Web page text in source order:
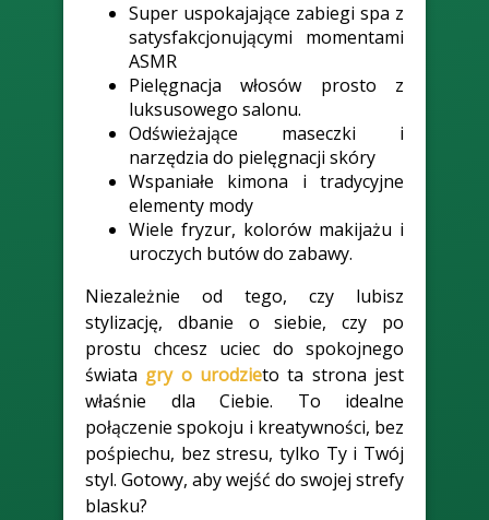
Super uspokajające zabiegi spa z
satysfakcjonującymi momentami
ASMR
Pielęgnacja włosów prosto z
luksusowego salonu.
Odświeżające maseczki i
narzędzia do pielęgnacji skóry
Wspaniałe kimona i tradycyjne
elementy mody
Wiele fryzur, kolorów makijażu i
uroczych butów do zabawy.
Niezależnie od tego, czy lubisz
stylizację, dbanie o siebie, czy po
prostu chcesz uciec do spokojnego
świata gry o urodzieto ta strona jest
właśnie dla Ciebie. To idealne
połączenie spokoju i kreatywności, bez
pośpiechu, bez stresu, tylko Ty i Twój
styl. Gotowy, aby wejść do swojej strefy
blasku?